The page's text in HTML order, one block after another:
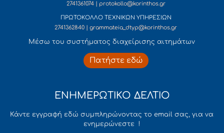
2741361074 | protokollo@korinthos.gr
ΠΡΩΤΟΚΟΛΛΟ ΤΕΧΝΙΚΩΝ ΥΠΗΡΕΣΙΩΝ
2741362840 | grammateia_dtyp@korinthos.gr
Mέσω του συστήματος διαχείρισης αιτημάτων
Πατήστε εδώ
ΕΝΗΜΕΡΩΤΙΚΟ ΔΕΛΤΙΟ
Κάντε εγγραφή εδώ συμπληρώνοντας το email σας, για να
ενημερώνεστε !